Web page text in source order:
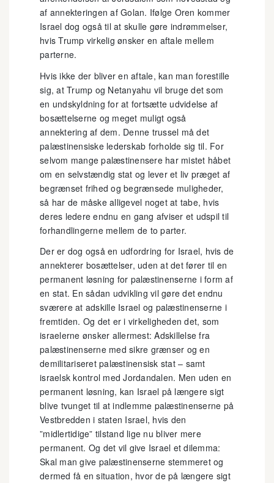
af annekteringen af Golan. Ifølge Oren kommer
Israel dog også til at skulle gøre indrømmelser,
hvis Trump virkelig ønsker en aftale mellem
parterne.
Hvis ikke der bliver en aftale, kan man forestille
sig, at Trump og Netanyahu vil bruge det som
en undskyldning for at fortsætte udvidelse af
bosættelserne og meget muligt også
annektering af dem. Denne trussel må det
palæstinensiske lederskab forholde sig til. For
selvom mange palæstinensere har mistet håbet
om en selvstændig stat og lever et liv præget af
begrænset frihed og begrænsede muligheder,
så har de måske alligevel noget at tabe, hvis
deres ledere endnu en gang afviser et udspil til
forhandlingerne mellem de to parter.
Der er dog også en udfordring for Israel, hvis de
annekterer bosættelser, uden at det fører til en
permanent løsning for palæstinenserne i form af
en stat. En sådan udvikling vil gøre det endnu
sværere at adskille Israel og palæstinenserne i
fremtiden. Og det er i virkeligheden det, som
israelerne ønsker allermest: Adskillelse fra
palæstinenserne med sikre grænser og en
demilitariseret palæstinensisk stat – samt
israelsk kontrol med Jordandalen. Men uden en
permanent løsning, kan Israel på længere sigt
blive tvunget til at indlemme palæstinenserne på
Vestbredden i staten Israel, hvis den
”midlertidige” tilstand lige nu bliver mere
permanent. Og det vil give Israel et dilemma:
Skal man give palæstinenserne stemmeret og
dermed få en situation, hvor de på længere sigt